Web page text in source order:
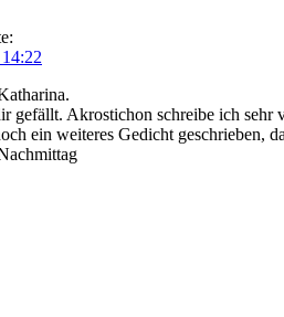
gefällt. Akrostichon schreibe ich
ein weiteres Gedicht geschrieben,